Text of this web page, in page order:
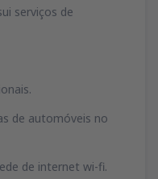
serviços de
de automóveis no
de internet wi-fi.